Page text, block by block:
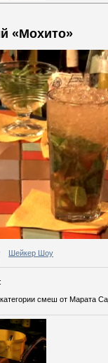
«Мохито»
Шейкер Шоу
:
категории смеш от